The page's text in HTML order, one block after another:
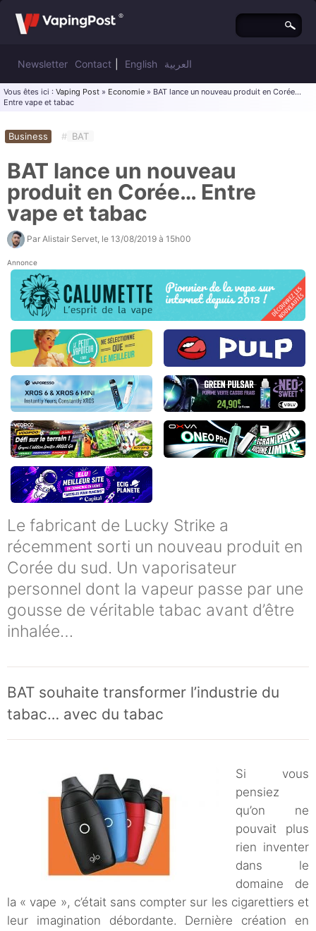
Newsletter Contact English العربية
Vous êtes ici : Vaping Post » Economie » BAT lance un nouveau produit en Corée…
Entre vape et tabac
Business # BAT
BAT lance un nouveau
produit en Corée… Entre
vape et tabac
Par Alistair Servet , le 13/08/2019 à 15h00
Annonce
Le fabricant de Lucky Strike a
récemment sorti un nouveau produit en
Corée du sud. Un vaporisateur
personnel dont la vapeur passe par une
gousse de véritable tabac avant d’être
inhalée…
BAT souhaite transformer l’industrie du
tabac… avec du tabac
Si vous
pensiez
qu’on ne
pouvait plus
rien inventer
dans le
domaine de
la « vape », c’était sans compter sur les cigarettiers et
leur imagination débordante. Dernière création en